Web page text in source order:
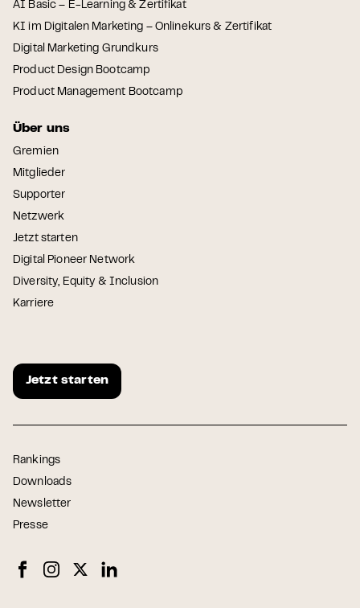
AI Basic – E-Learning & Zertifikat
KI im Digitalen Marketing – Onlinekurs & Zertifikat
Digital Marketing Grundkurs
Product Design Bootcamp
Product Management Bootcamp
Über uns
Gremien
Mitglieder
Supporter
Netzwerk
Jetzt starten
Digital Pioneer Network
Diversity, Equity & Inclusion
Karriere
Jetzt starten
Rankings
Downloads
Newsletter
Presse